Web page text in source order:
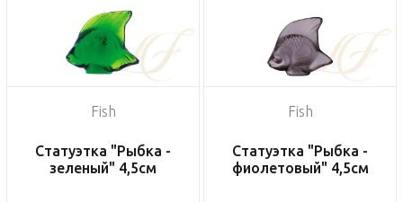
Fish
Статуэтка "Рыбка -
зеленый" 4,5см
Fish
Статуэтка "Рыбка -
фиолетовый" 4,5см